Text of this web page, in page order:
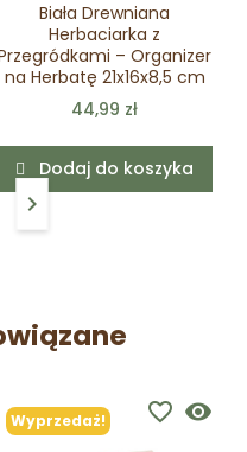
Biała Drewniana
Herbaciarka z
– Organizer
na Herbatę 21x16x8,5 cm
44,99 zł
Dodaj do koszyka
Następny
keyboard_arrow_right
Wyprzedaż! visibility
favorite_border